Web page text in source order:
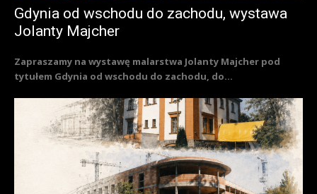
Gdynia od wschodu do zachodu, wystawa
Jolanty Majcher
Zapraszamy na wystawę malarstwa Jolanty Majcher pod
tytułem Gdynia od wschodu do zachodu, do...